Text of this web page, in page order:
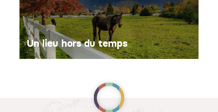
Un lieu hors du temps